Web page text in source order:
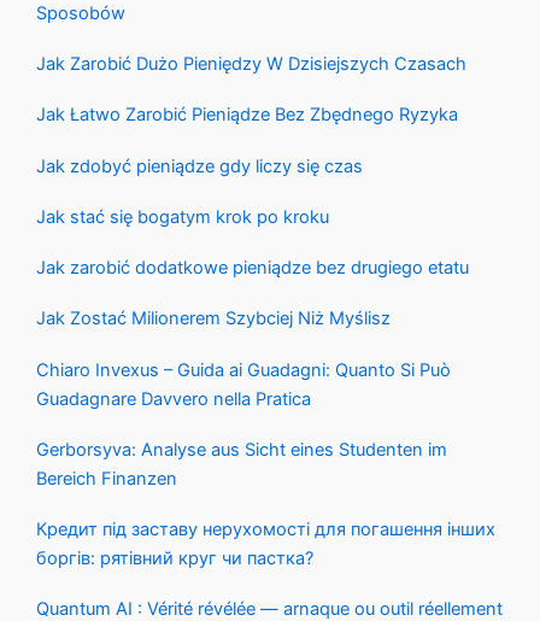
Sposobów
Jak Zarobić Dużo Pieniędzy W Dzisiejszych Czasach
Jak Łatwo Zarobić Pieniądze Bez Zbędnego Ryzyka
Jak zdobyć pieniądze gdy liczy się czas
Jak stać się bogatym krok po kroku
Jak zarobić dodatkowe pieniądze bez drugiego etatu
Jak Zostać Milionerem Szybciej Niż Myślisz
Chiaro Invexus – Guida ai Guadagni: Quanto Si Può
Guadagnare Davvero nella Pratica
Gerborsyva: Analyse aus Sicht eines Studenten im
Bereich Finanzen
Кредит під заставу нерухомості для погашення інших
боргів: рятівний круг чи пастка?
Quantum AI : Vérité révélée — arnaque ou outil réellement